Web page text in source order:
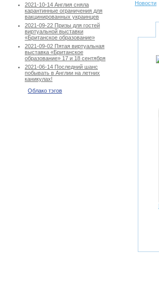
2021-10-14 Англия сняла
карантинные ограничения для
вакцинированных украинцев
2021-09-22 Призы для гостей
виртуальной выставки
«Британское образование»
2021-09-02 Пятая виртуальная
выставка «Британское
образование» 17 и 18 сентября
2021-06-14 Последний шанс
побывать в Англии на летних
каникулах!
Облако тэгов
Новости